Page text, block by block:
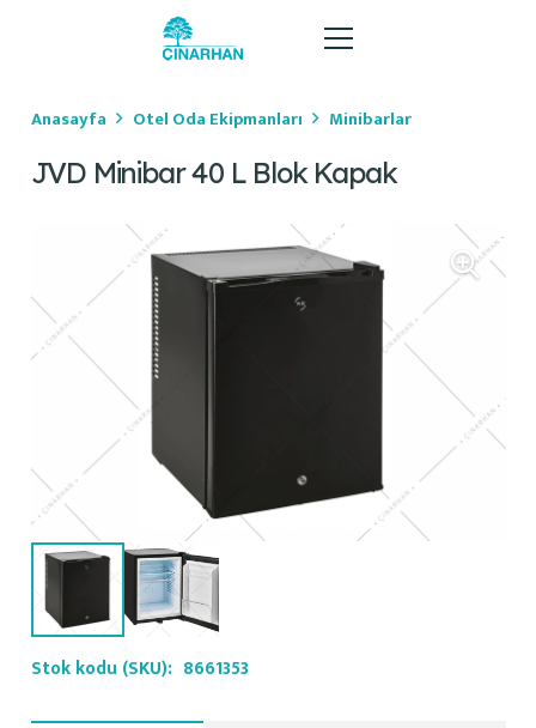
Anasayfa Otel Oda Ekipmanları Minibarlar
JVD Minibar 40 L Blok Kapak
Stok kodu (SKU): 8661353